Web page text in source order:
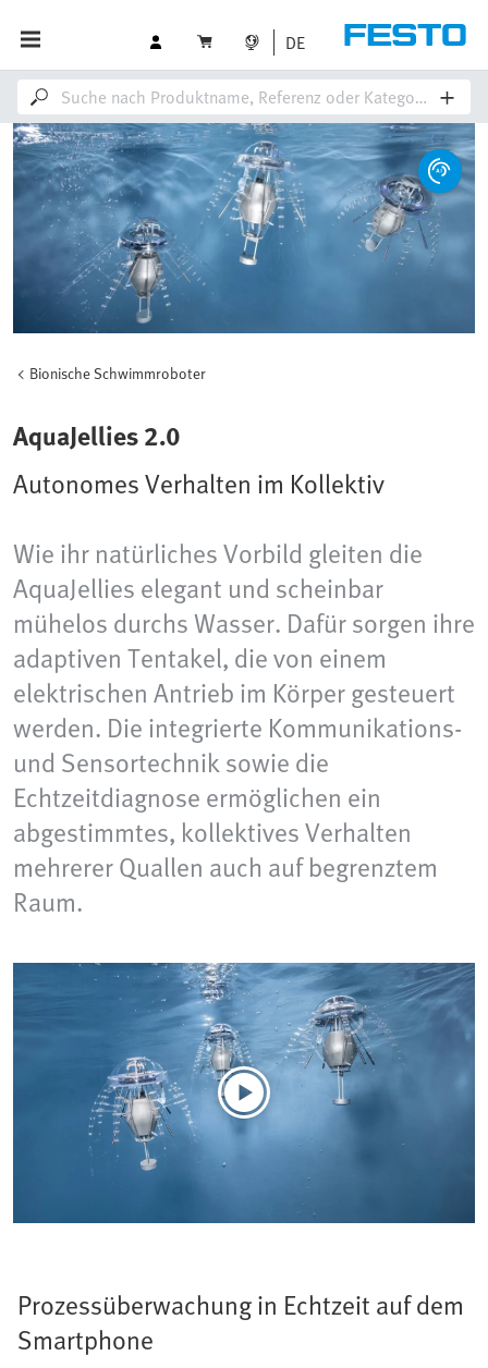
DE
Bionische Schwimmroboter
AquaJellies 2.0
Autonomes Verhalten im Kollektiv
Wie ihr natürliches Vorbild gleiten die
AquaJellies elegant und scheinbar
mühelos durchs Wasser. Dafür sorgen ihre
adaptiven Tentakel, die von einem
elektrischen Antrieb im Körper gesteuert
werden. Die integrierte Kommunikations-
und Sensortechnik sowie die
Echtzeitdiagnose ermöglichen ein
abgestimmtes, kollektives Verhalten
mehrerer Quallen auch auf begrenztem
Raum.
Prozessüberwachung in Echtzeit auf dem
Smartphone